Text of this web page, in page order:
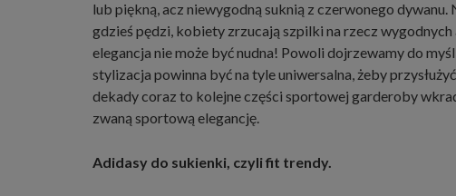
lub piękną, acz niewygodną suknią z czerwonego
gdzieś pędzi, kobiety zrzucają szpilki na rzecz
elegancja nie może być nudna! Powoli dojrzewamy do
stylizacja powinna być na tyle uniwersalna, żeby
dekady coraz to kolejne części sportowej garderoby
zwaną sportową elegancję.
Adidasy do sukienki, czyli fit trendy.